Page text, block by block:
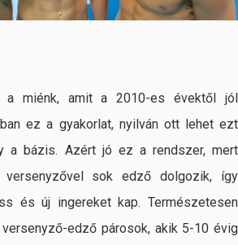
a miénk, amit a 2010-es évektől jól
ez a gyakorlat, nyilván ott lehet ezt
a bázis. Azért jó ez a rendszer, mert
sok edző dolgozik, így
és új ingereket kap. Természetesen
edző párosok, akik 5-10 évig